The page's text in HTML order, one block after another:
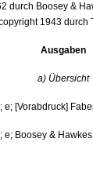
durch Boosey &
1943 durch
Ausgaben
a) Übersicht
e; [Vorabdruck]
e; Boosey &